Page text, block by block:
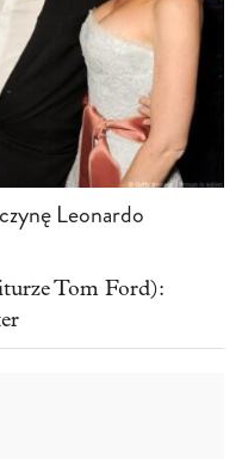
Leonardo
Tom Ford):